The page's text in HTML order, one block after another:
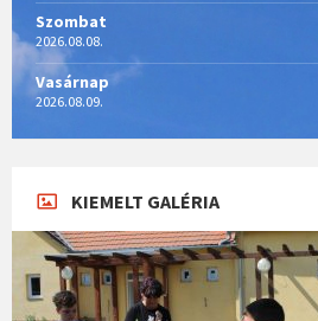
Szombat
2026.08.08.
Vasárnap
2026.08.09.
KIEMELT GALÉRIA